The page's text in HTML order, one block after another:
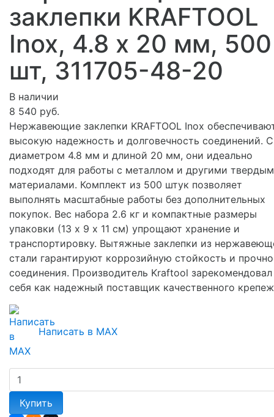
заклепки KRAFTOOL
Inox, 4.8 х 20 мм, 500
шт, 311705-48-20
В наличии
8 540 руб.
Нержавеющие заклепки KRAFTOOL Inox
высокую надежность и долговечность соединений. С
диаметром 4.8 мм и длиной 20 мм, они идеально
подходят для работы с металлом и другими
материалами. Комплект из 500 штук позволяет
выполнять масштабные работы без дополнительных
покупок. Вес набора 2.6 кг и компактные размеры
упаковки (13 х 9 х 11 см) упрощают хранение и
транспортировку. Вытяжные заклепки из
стали гарантируют коррозийную стойкость и
соединения. Производитель Kraftool зарекомендовал
себя как надежный поставщик качественного
Написать в MAX
Купить